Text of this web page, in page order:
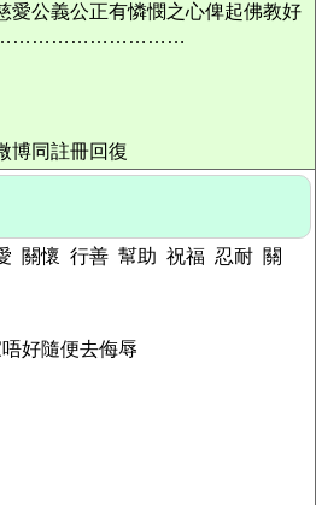
愛公義公正有憐憫之心俾起佛教好
博同註冊回復
關懷 行善 幫助 祝福 忍耐 關
好隨便去侮辱